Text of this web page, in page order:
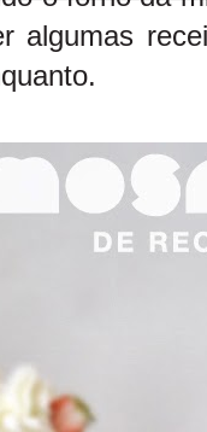
algumas